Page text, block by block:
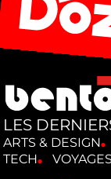
LES
ARTS & DESIGN
TECH